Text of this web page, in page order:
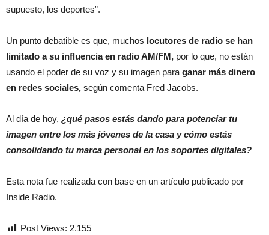
supuesto, los deportes”.
Un punto debatible es que, muchos locutores de radio se han
limitado a su influencia en radio AM/FM, por lo que, no están
usando el poder de su voz y su imagen para ganar más dinero
en redes sociales, según comenta Fred Jacobs.
Al día de hoy, ¿qué pasos estás dando para potenciar tu
imagen entre los más jóvenes de la casa y cómo estás
consolidando tu marca personal en los soportes digitales?
Esta nota fue realizada con base en un artículo publicado por
Inside Radio.
Post Views: 2.155